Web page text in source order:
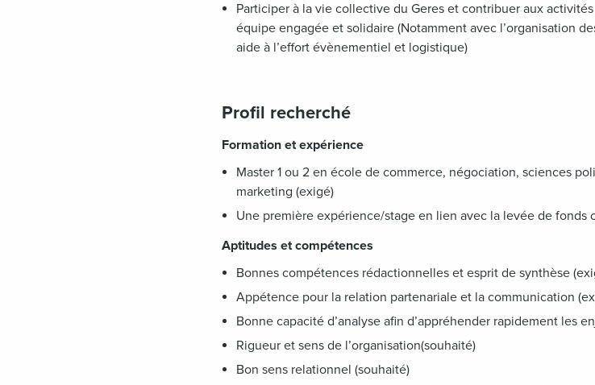
Participer à la vie collective du Geres et contribuer aux
équipe engagée et solidaire (Notamment avec l’organisation
aide à l’effort évènementiel et logistique)
Profil recherché
Formation et expérience
Master 1 ou 2 en école de commerce, négociation, sciences
marketing (exigé)
Une première expérience/stage en lien avec la levée de fonds
Aptitudes et compétences
Bonnes compétences rédactionnelles et esprit de synthèse
Appétence pour la relation partenariale et la communication
Bonne capacité d’analyse afin d’appréhender rapidement les
Rigueur et sens de l’organisation(souhaité)
Bon sens relationnel (souhaité)